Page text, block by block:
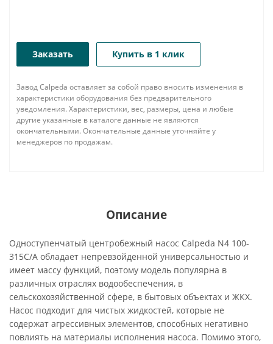
Заказать Купить в 1 клик
Завод Calpeda оставляет за собой право вносить изменения в
характеристики оборудования без предварительного
уведомления. Характеристики, вес, размеры, цена и любые
другие указанные в каталоге данные не являются
окончательными. Окончательные данные уточняйте у
менеджеров по продажам.
Описание
Одноступенчатый центробежный насос Calpeda N4 100-
315C/A обладает непревзойденной универсальностью и
имеет массу функций, поэтому модель популярна в
различных отраслях водообеспечения, в
сельскохозяйственной сфере, в бытовых объектах и ЖКХ.
Насос подходит для чистых жидкостей, которые не
содержат агрессивных элементов, способных негативно
повлиять на материалы исполнения насоса. Помимо этого,